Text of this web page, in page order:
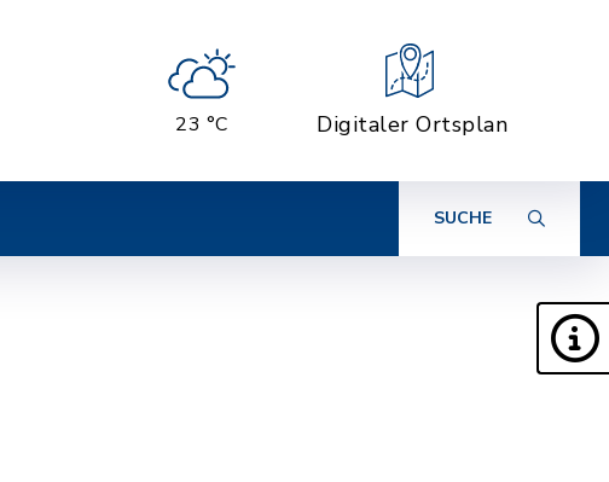
23 °C Digitaler Ortsplan
SUCHE